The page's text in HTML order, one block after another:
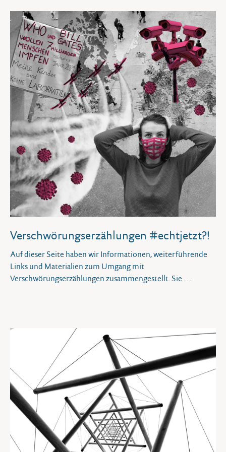
Verschwörungs­erzählungen #echtjetzt?!
Auf dieser Seite haben wir Informationen, weiterführende
Links und Materialien zum Umgang mit
Verschwörungserzählungen zusammengestellt. Sie